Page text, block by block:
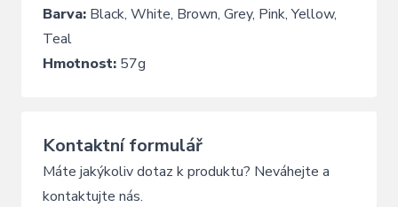
Barva: Black, White, Brown, Grey, Pink, Yellow,
Teal
Hmotnost: 57g
Kontaktní formulář
Máte jakýkoliv dotaz k produktu? Neváhejte a
kontaktujte nás.